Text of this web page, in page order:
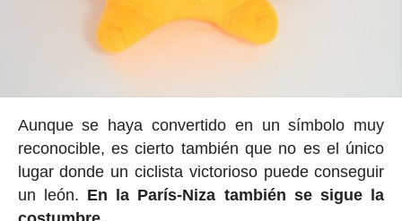
Aunque se haya convertido en un símbolo muy
reconocible, es cierto también que no es el único
lugar donde un ciclista victorioso puede conseguir
un león. En la París-Niza también se sigue la